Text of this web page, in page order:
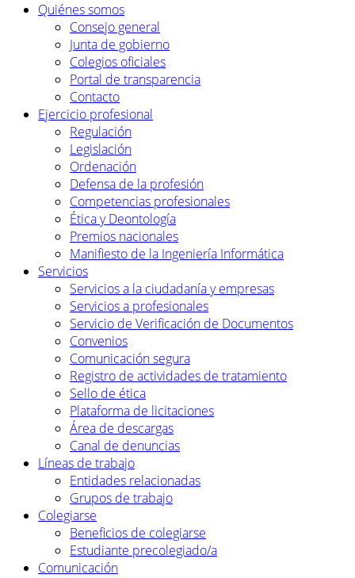
Quiénes somos
Consejo general
Junta de gobierno
Colegios oficiales
Portal de transparencia
Contacto
Ejercicio profesional
Regulación
Legislación
Ordenación
Defensa de la profesión
Competencias profesionales
Ética y Deontología
Premios nacionales
Manifiesto de la Ingeniería Informática
Servicios
Servicios a la ciudadanía y empresas
Servicios a profesionales
Servicio de Verificación de Documentos
Convenios
Comunicación segura
Registro de actividades de tratamiento
Sello de ética
Plataforma de licitaciones
Área de descargas
Canal de denuncias
Líneas de trabajo
Entidades relacionadas
Grupos de trabajo
Colegiarse
Beneficios de colegiarse
Estudiante precolegiado/a
Comunicación